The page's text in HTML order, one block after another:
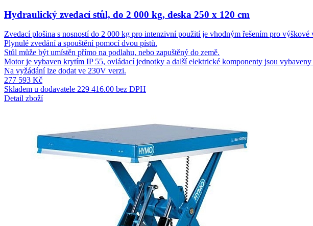
Hydraulický zvedací stůl, do 2 000 kg, deska 250 x 120 cm
Zvedací plošina s nosností do 2 000 kg pro intenzivní použití je vhodným řešením pro
Plynulé zvedání a spouštění pomocí dvou pístů.
Stůl může být umístěn přímo na podlahu, nebo zapuštěný do země.
Motor je vybaven krytím IP 55, ovládací jednotky a další elektrické komponenty jsou
Na vyžádání lze dodat ve 230V verzi.
277 593 Kč
Skladem u dodavatele 229 416.00 bez DPH
Detail zboží